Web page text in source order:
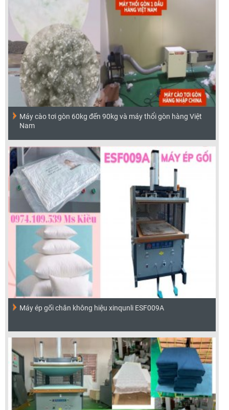
Máy cào tơi gòn 60kg đến 90kg và máy thổi gòn hàng Việt
Nam
Máy ép gối chân không hiệu xinqunli ESF009A